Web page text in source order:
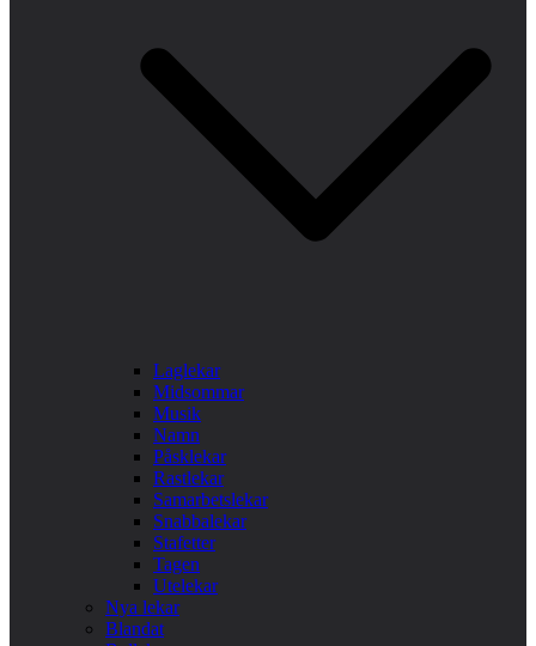
Laglekar
Midsommar
Musik
Namn
Påsklekar
Rastlekar
Samarbetslekar
Snabbalekar
Stafetter
Tagen
Utelekar
Nya lekar
Blandat